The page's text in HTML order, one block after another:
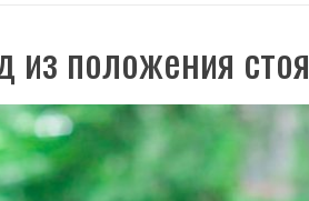
из положения стоя